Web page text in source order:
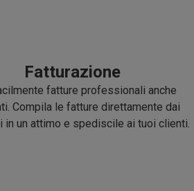
Fatturazione
fatture professionali anche
Compila le fatture direttamente dai
in un attimo e spediscile ai tuoi clienti.